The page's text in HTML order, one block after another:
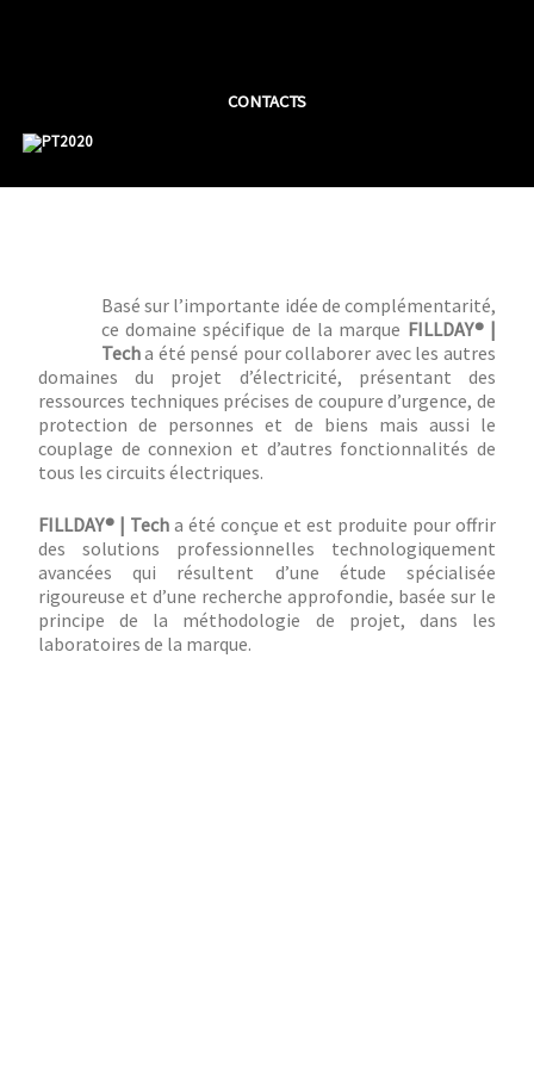
CONTACTS
Basé sur l’importante idée de complémentarité,
ce domaine spécifique de la marque FILLDAY® |
Techa été pensé pour collaborer avec les autres
domaines du projet d’électricité, présentant des
ressources techniques précises de coupure d’urgence, de
protection de personnes et de biens mais aussi le
couplage de connexion et d’autres fonctionnalités de
tous les circuits électriques.
FILLDAY® | Tech a été conçue et est produite pour offrir
des solutions professionnelles technologiquement
avancées qui résultent d’une étude spécialisée
rigoureuse et d’une recherche approfondie, basée sur le
principe de la méthodologie de projet, dans les
laboratoires de la marque.